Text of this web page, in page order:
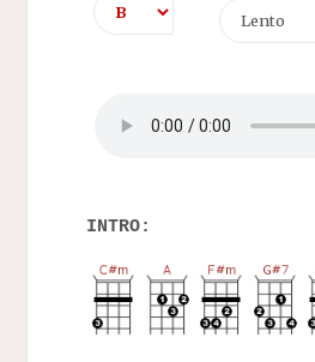
INTRO: